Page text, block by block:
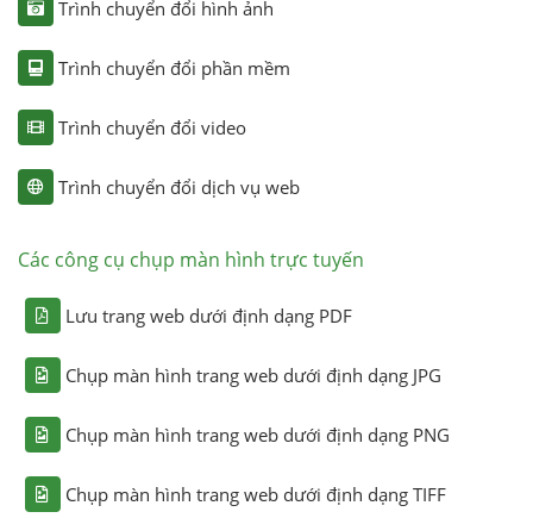
Trình chuyển đổi hình ảnh
Trình chuyển đổi phần mềm
Trình chuyển đổi video
Trình chuyển đổi dịch vụ web
Các công cụ chụp màn hình trực tuyến
Lưu trang web dưới định dạng PDF
Chụp màn hình trang web dưới định dạng JPG
Chụp màn hình trang web dưới định dạng PNG
Chụp màn hình trang web dưới định dạng TIFF